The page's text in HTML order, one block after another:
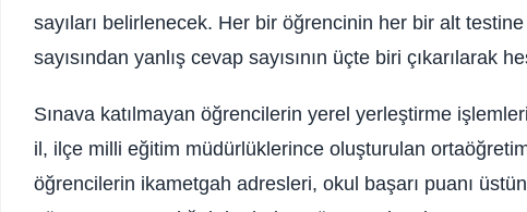
sayıları belirlenecek. Her bir öğrencinin her bir alt
sayısından yanlış cevap sayısının üçte biri çıkarılarak
Sınava katılmayan öğrencilerin yerel yerleştirme
il, ilçe milli eğitim müdürlüklerince oluşturulan
öğrencilerin ikametgah adresleri, okul başarı puanı